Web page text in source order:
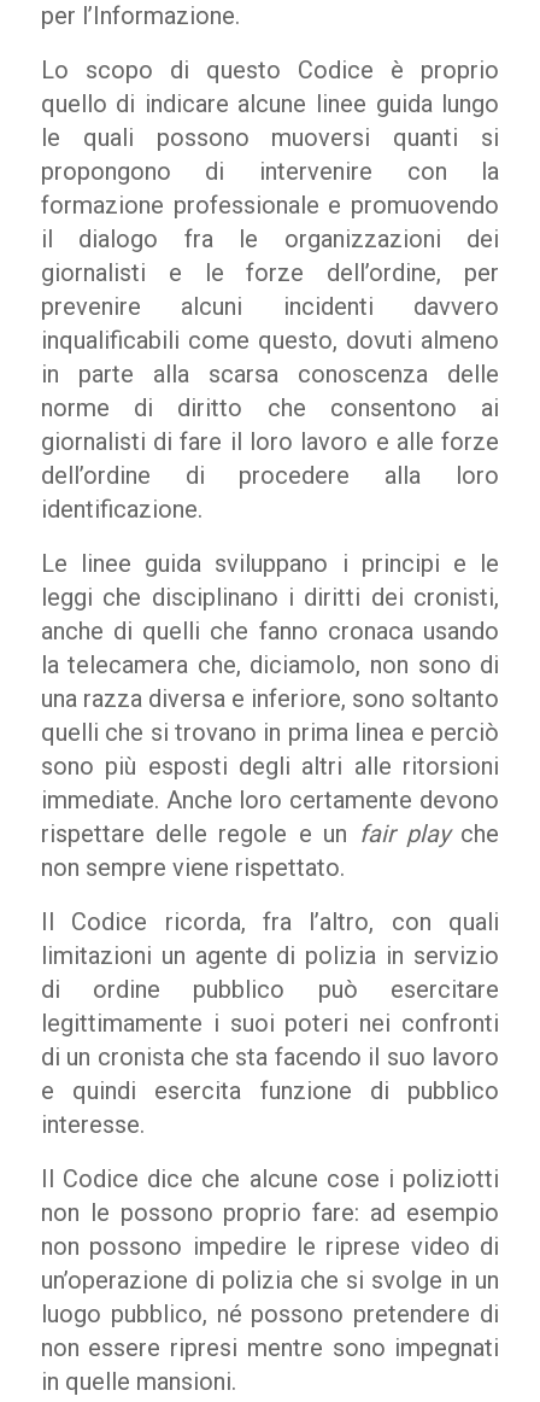
per l’Informazione.
Lo scopo di questo Codice è proprio
quello di indicare alcune linee guida lungo
le quali possono muoversi quanti si
propongono di intervenire con la
formazione professionale e promuovendo
il dialogo fra le organizzazioni dei
giornalisti e le forze dell’ordine, per
prevenire alcuni incidenti davvero
inqualificabili come questo, dovuti almeno
in parte alla scarsa conoscenza delle
norme di diritto che consentono ai
giornalisti di fare il loro lavoro e alle forze
dell’ordine di procedere alla loro
identificazione.
Le linee guida sviluppano i principi e le
leggi che disciplinano i diritti dei cronisti,
anche di quelli che fanno cronaca usando
la telecamera che, diciamolo, non sono di
una razza diversa e inferiore, sono soltanto
quelli che si trovano in prima linea e perciò
sono più esposti degli altri alle ritorsioni
immediate. Anche loro certamente devono
rispettare delle regole e un fair playche
non sempre viene rispettato.
Il Codice ricorda, fra l’altro, con quali
limitazioni un agente di polizia in servizio
di ordine pubblico può esercitare
legittimamente i suoi poteri nei confronti
di un cronista che sta facendo il suo lavoro
e quindi esercita funzione di pubblico
interesse.
Il Codice dice che alcune cose i poliziotti
non le possono proprio fare: ad esempio
non possono impedire le riprese video di
un’operazione di polizia che si svolge in un
luogo pubblico, né possono pretendere di
non essere ripresi mentre sono impegnati
in quelle mansioni.